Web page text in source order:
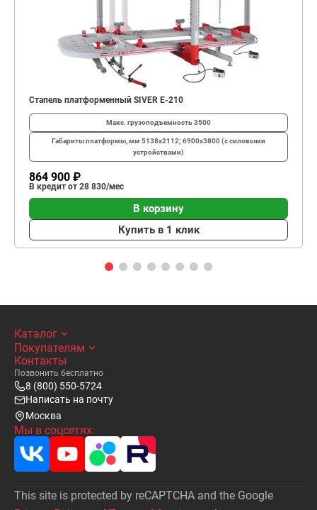
Стапель платформенный SIVER E-210
Макс. грузоподъемность3500
Габариты платформы, мм 5138х2112; 6900х3800 (с силовыми
устройствами)
864 900 ₽
В кредит от 28 830/мес
В корзину
Купить в 1 клик
Каталог
Покупателям
Контакты
Позвонить бесплатно
8 (800) 550-5724
Написать на почту
Москва
Мы в соцсетях:
This site is protected by reCAPTCHA and the Google